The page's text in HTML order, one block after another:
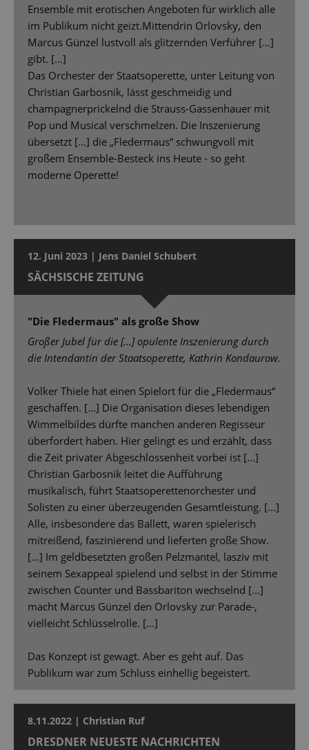
Ensemble mit erotischen Angeboten für wirklich alle
im Publikum nicht geizt.Mittendrin Orlovsky, den
Marcus Günzel lustvoll als glitzernden Verführer [...]
gibt. [...]
Das Orchester der Staatsoperette, unter Leitung von
Christian Garbosnik, lässt geschmeidig und
champagnerprickelnd die Strauss-Gassenhauer mit
Pop und Musical verschmelzen. Die Inszenierung
übersetzt [...] die „Fledermaus“ schwungvoll mit
großem Ensemble-Besteck ins Heute - so geht
moderne Operette!
12. Juni 2023 | Jens Daniel Schubert
SÄCHSISCHE ZEITUNG
"Die Fledermaus" als große Show
Großer Jubel für die [...] opulente Inszenierung durch
die Intendantin der Staatsoperette, Kathrin Kondaurow.
Volker Thiele hat einen Spielort für die „Fledermaus“
geschaffen. [...] Die Organisation dieses lebendigen
Wimmelbildes dürfte manchen anderen Regisseur
überfordert haben. Hier gelingt es und erzählt, dass
die Zeit privater Abgeschlossenheit vorbei ist [...]
Christian Garbosnik leitet die Aufführung
musikalisch, führt Staatsoperettenorchester und
Solisten zu einer überzeugenden Gesamtleistung. [...]
Alle, insbesondere das Ballett, waren spielerisch
mitreißend, faszinierend und lieferten große Show.
[...] Im geldbesetzten großen Pelzmantel, lasziv mit
seinem Sexappeal spielend und selbst in der Stimme
zwischen Counter und Bassbariton wechselnd [...]
macht Marcus Günzel den Orlovsky zur Parade-,
vielleicht Schlüsselrolle. [...]
Das Konzept ist gewagt. Aber es geht auf. Das
Publikum war zum Schluss einhellig begeistert.
8.11.2022 | Christian Ruf
DRESDNER NEUESTE NACHRICHTEN